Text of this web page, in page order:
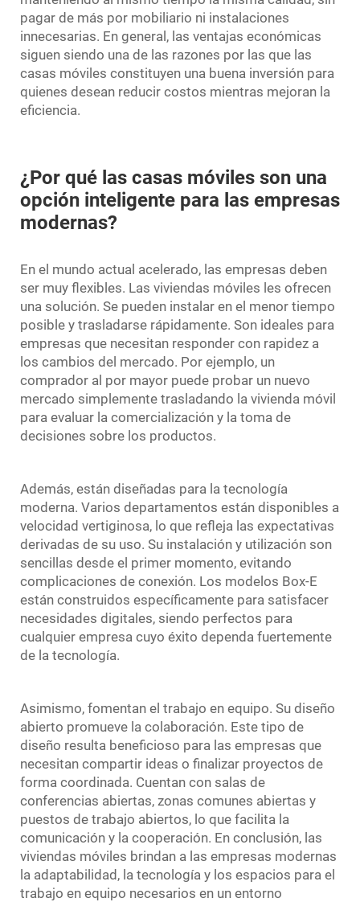
pagar de más por mobiliario ni instalaciones
innecesarias. En general, las ventajas económicas
siguen siendo una de las razones por las que las
casas móviles constituyen una buena inversión para
quienes desean reducir costos mientras mejoran la
eficiencia.
¿Por qué las casas móviles son una
opción inteligente para las empresas
modernas?
En el mundo actual acelerado, las empresas deben
ser muy flexibles. Las viviendas móviles les ofrecen
una solución. Se pueden instalar en el menor tiempo
posible y trasladarse rápidamente. Son ideales para
empresas que necesitan responder con rapidez a
los cambios del mercado. Por ejemplo, un
comprador al por mayor puede probar un nuevo
mercado simplemente trasladando la vivienda móvil
para evaluar la comercialización y la toma de
decisiones sobre los productos.
Además, están diseñadas para la tecnología
moderna. Varios departamentos están disponibles a
velocidad vertiginosa, lo que refleja las expectativas
derivadas de su uso. Su instalación y utilización son
sencillas desde el primer momento, evitando
complicaciones de conexión. Los modelos Box-E
están construidos específicamente para satisfacer
necesidades digitales, siendo perfectos para
cualquier empresa cuyo éxito dependa fuertemente
de la tecnología.
Asimismo, fomentan el trabajo en equipo. Su diseño
abierto promueve la colaboración. Este tipo de
diseño resulta beneficioso para las empresas que
necesitan compartir ideas o finalizar proyectos de
forma coordinada. Cuentan con salas de
conferencias abiertas, zonas comunes abiertas y
puestos de trabajo abiertos, lo que facilita la
comunicación y la cooperación. En conclusión, las
viviendas móviles brindan a las empresas modernas
la adaptabilidad, la tecnología y los espacios para el
trabajo en equipo necesarios en un entorno